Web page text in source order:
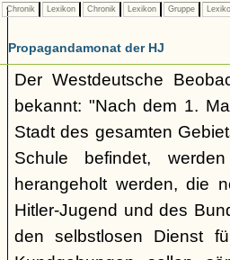
Chronik Lexikon Chronik Lexikon Gruppe
Propagandamonat der HJ
Der Westdeutsche
bekannt: "Nach dem 1.
Stadt des gesamten
Schule befindet,
herangeholt werden, die
Hitler-Jugend und des
den selbstlosen Dienst